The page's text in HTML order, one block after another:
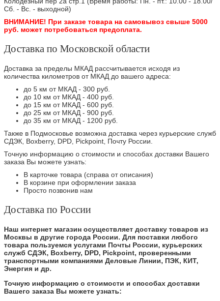
Сб. - Вс. - выходной)
ВНИМАНИЕ! При заказе товара на самовывоз свыше 5000
руб. может потребоваться предоплата.
Доставка по Московской области
Доставка за пределы МКАД рассчитывается исходя из
количества километров от МКАД до вашего адреса:
до 5 км от МКАД - 300 руб.
до 10 км от МКАД - 400 руб.
до 15 км от МКАД - 600 руб.
до 25 км от МКАД - 900 руб.
до 35 км от МКАД - 1200 руб.
Также в Подмосковье возможна доставка через курьерские служб
СДЭК, Boxberry, DPD, Pickpoint, Почту России.
Точную информацию о стоимости и способах доставки Вашего
заказа Вы можете узнать:
В карточке товара (справа от описания)
В корзине при оформлении заказа
Просто позвонив нам
Доставка по России
Наш интернет магазин осуществляет доставку товаров из
Москвы в другие города России. Для поставки любого
товара пользуемся услугами Почты России, курьерских
служб СДЭК, Boxberry, DPD, Pickpoint, проверенными
транспортными компаниями Деловые Линии, ПЭК, КИТ,
Энергия и др.
Точную информацию о стоимости и способах доставки
Вашего заказа Вы можете узнать: